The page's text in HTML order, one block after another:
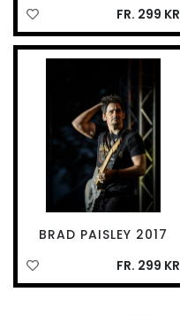
FR. 299 KR
BRAD PAISLEY 2017
FR. 299 KR